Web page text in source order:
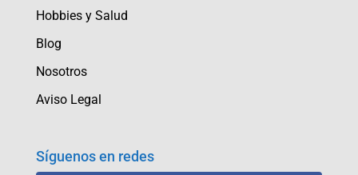
Hobbies y Salud
Blog
Nosotros
Aviso Legal
Síguenos en redes